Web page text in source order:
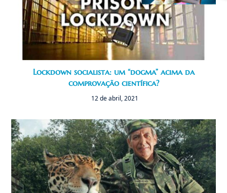
Lockdown socialista: um “dogma” acima da
comprovação científica?
12 de abril, 2021